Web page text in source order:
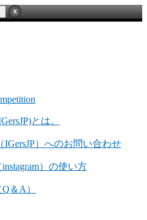
とは。
IGersJP）へのお問い合わせ
）の使い方
＆A）